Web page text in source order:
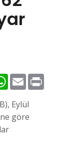
WhatsApp
Email
Eylül
göre